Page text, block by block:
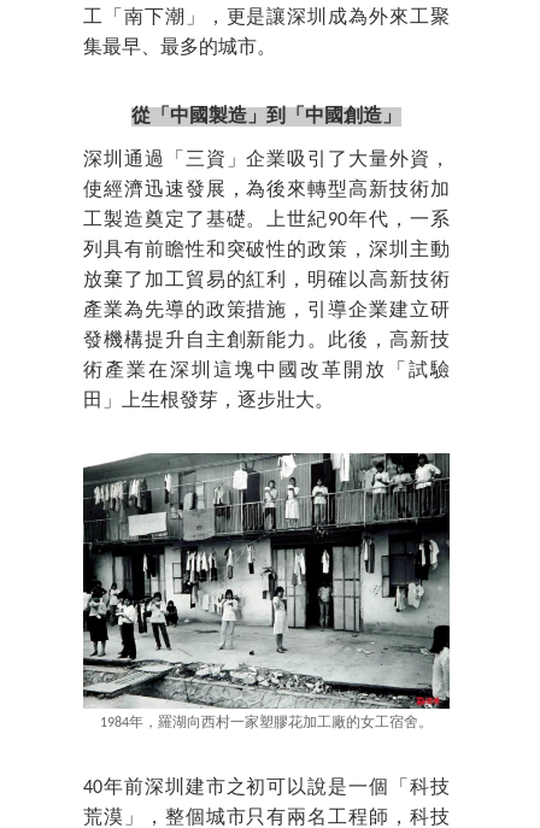
工「南下潮」，更是讓深圳成為外來工聚
集最早、最多的城市。
從「中國製造」到「中國創造」
深圳通過「三資」企業吸引了大量外資，
使經濟迅速發展，為後來轉型高新技術加
工製造奠定了基礎。上世紀90年代，一系
列具有前瞻性和突破性的政策，深圳主動
放棄了加工貿易的紅利，明確以高新技術
產業為先導的政策措施，引導企業建立研
發機構提升自主創新能力。此後，高新技
術產業在深圳這塊中國改革開放「試驗
田」上生根發芽，逐步壯大。
1984年，羅湖向西村一家塑膠花加工廠的女工宿舍。
40年前深圳建市之初可以說是一個「科技
荒漠」，整個城市只有兩名工程師，科技